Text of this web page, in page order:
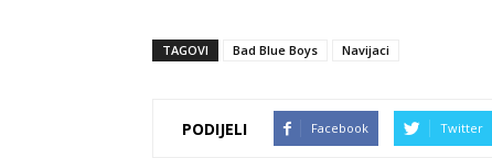
TAGOVI Bad Blue Boys Navijaci
PODIJELI Facebook Twitter